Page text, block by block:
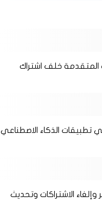
المتقدمة خلف اشتراك
تطبيقات الذكاء الاصطناعي
وإلغاء الاشتراكات وتحديث